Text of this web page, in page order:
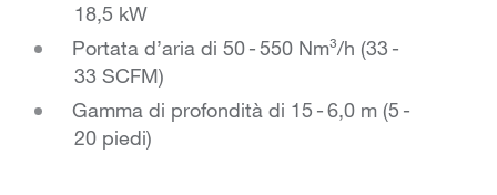
18,5 kW
Portata d’aria di 50 - 550 Nm³/h (33 -
33 SCFM)
Gamma di profondità di 15 - 6,0 m (5 -
20 piedi)